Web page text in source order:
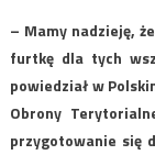
– Mamy nadzieję,
furtkę dla tych
powiedział w
Obrony
przygotowanie się